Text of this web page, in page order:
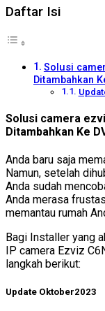
Daftar Isi
Solusi
Ditambahkan
Solusi camera
Ditambahkan Ke
Anda baru saja
Namun, setelah
Anda sudah
Anda merasa
memantau rumah
Bagi Installer yang
IP camera Ezviz
langkah berikut:
Update Oktober2023